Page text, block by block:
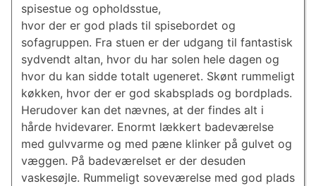
spisestue og opholdsstue,
hvor der er god plads til spisebordet og
sofagruppen. Fra stuen er der udgang til fantastisk
sydvendt altan, hvor du har solen hele dagen og
hvor du kan sidde totalt ugeneret. Skønt rummeligt
køkken, hvor der er god skabsplads og bordplads.
Herudover kan det nævnes, at der findes alt i
hårde hvidevarer. Enormt lækkert badeværelse
med gulvvarme og med pæne klinker på gulvet og
væggen. På badeværelset er der desuden
vaskesøjle. Rummeligt soveværelse med god plads